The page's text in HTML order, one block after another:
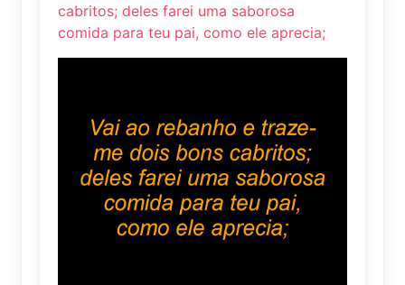
cabritos; deles farei uma saborosa
comida para teu pai, como ele aprecia;